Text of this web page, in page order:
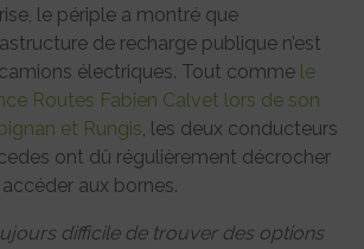
le périple a montré que
de recharge publique n’est
électriques. Tout comme le
Routes Fabien Calvet lors de son
et Rungis, les deux conducteurs
ont dû régulièrement décrocher
aux bornes.
difficile de trouver des options